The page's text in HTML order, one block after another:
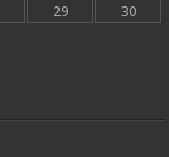
29
30